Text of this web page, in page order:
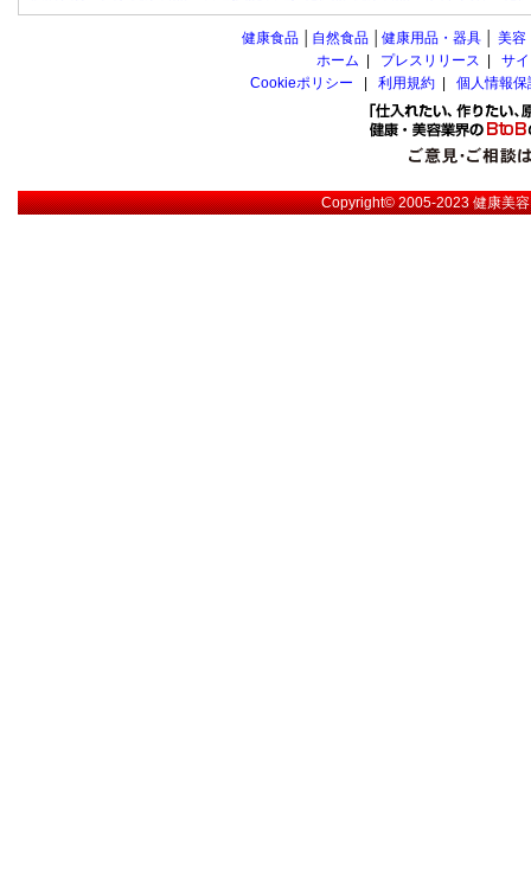
健康食品 自然食品 健康用品・器具 美容
ホーム
プレスリリース
サ
Cookieポリシー
利用規約 個人情報
Copyright© 2005-2023健康美